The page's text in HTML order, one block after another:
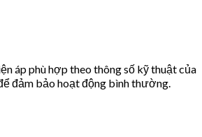
áp phù hợp theo thông số kỹ thuật của
đảm bảo hoạt động bình thường.